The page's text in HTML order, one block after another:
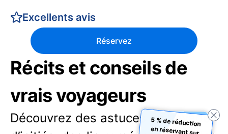
Excellents avis
Réservez
Récits et conseils de
vrais voyageurs
Découvrez des astuces de voyage
5 % de réduction
en réservant sur